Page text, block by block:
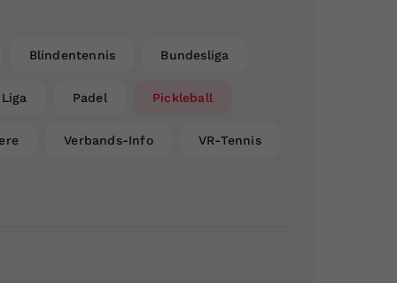
Blindentennis Bundesliga
Liga Padel Pickleball
Verbands-Info VR-Tennis